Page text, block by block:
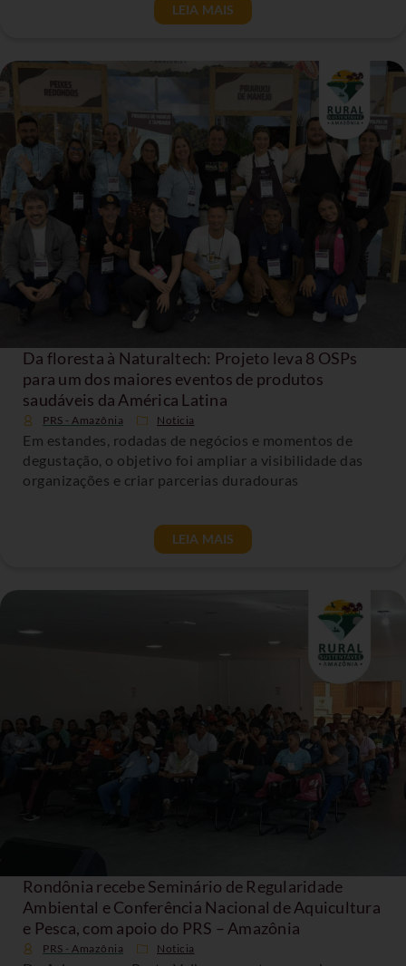
LEIA MAIS
Da floresta à Naturaltech: Projeto leva 8 OSPs
para um dos maiores eventos de produtos
saudáveis da América Latina
PRS - Amazônia Noticia
Em estandes, rodadas de negócios e momentos de
degustação, o objetivo foi ampliar a visibilidade das
organizações e criar parcerias duradouras
LEIA MAIS
Rondônia recebe Seminário de Regularidade
Ambiental e Conferência Nacional de Aquicultura
e Pesca, com apoio do PRS – Amazônia
PRS - Amazônia Noticia